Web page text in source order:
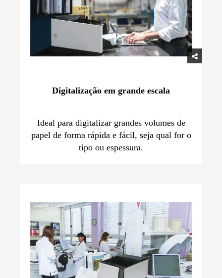
Digitalização em grande escala
Ideal para digitalizar grandes volumes de
papel de forma rápida e fácil, seja qual for o
tipo ou espessura.